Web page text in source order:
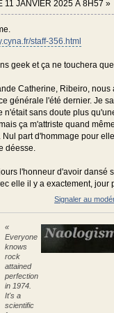
11 JANVIER 2025 À 8H57 »
staff-356.html
geek et ça ne touchera
Catherine, Ribeiro, nous
générale l'été dernier. Je
n'était sans doute plus
ça m'attriste quand
Nul part d'hommage pour
déesse.
l'honneur d'avoir dansé
elle il y a exactement, jour
Signaler au
«
Everyone
knows
rock
attained
perfection
in 1974.
It's a
scientific